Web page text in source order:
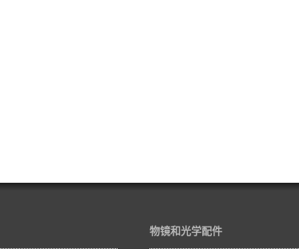
物镜和光学配件